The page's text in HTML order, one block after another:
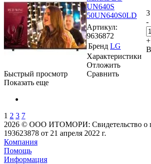
Быстрый просмотр
UN640S
50UN640S0LD
Артикул:
9636872
Бренд LG
Характеристики
Отложить
Сравнить
-
+
Показать еще
1 2 3 7
2026 © ООО ИТОМОРИ: Свидетельство о
193623878 от 21 апреля 2022 г.
Компания
Помощь
Информация